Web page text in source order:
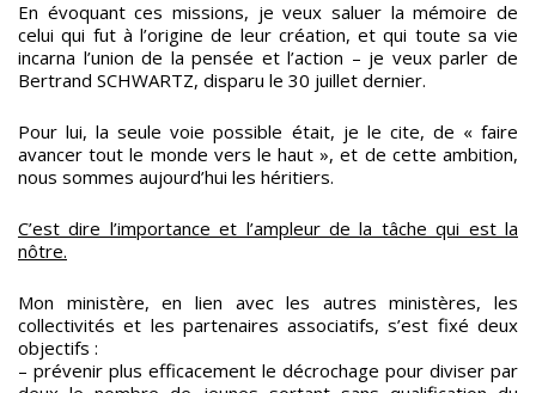
En évoquant ces missions, je veux saluer la mémoire de
celui qui fut à l’origine de leur création, et qui toute sa vie
incarna l’union de la pensée et l’action – je veux parler de
Bertrand SCHWARTZ, disparu le 30 juillet dernier.
Pour lui, la seule voie possible était, je le cite, de « faire
avancer tout le monde vers le haut », et de cette ambition,
nous sommes aujourd’hui les héritiers.
C’est dire l’importance et l’ampleur de la tâche qui est la
nôtre.
Mon ministère, en lien avec les autres ministères, les
collectivités et les partenaires associatifs, s’est fixé deux
objectifs :
– prévenir plus efficacement le décrochage pour diviser par